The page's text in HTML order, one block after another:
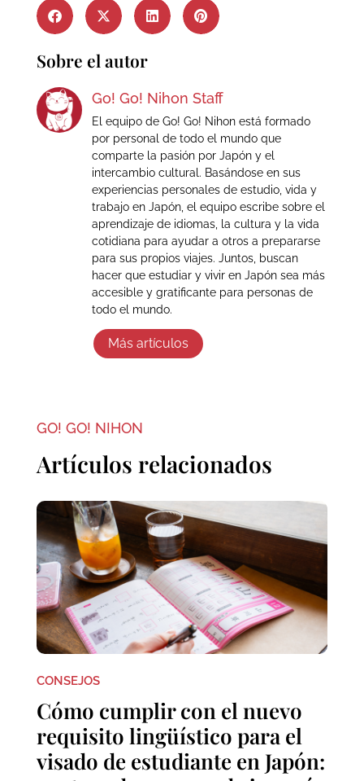
Sobre el autor
Go! Go! Nihon Staff
El equipo de Go! Go! Nihon está formado
por personal de todo el mundo que
comparte la pasión por Japón y el
intercambio cultural. Basándose en sus
experiencias personales de estudio, vida y
trabajo en Japón, el equipo escribe sobre el
aprendizaje de idiomas, la cultura y la vida
cotidiana para ayudar a otros a prepararse
para sus propios viajes. Juntos, buscan
hacer que estudiar y vivir en Japón sea más
accesible y gratificante para personas de
todo el mundo.
Más artículos
GO! GO! NIHON
Artículos relacionados
CONSEJOS
Cómo cumplir con el nuevo
requisito lingüístico para el
visado de estudiante en Japón: